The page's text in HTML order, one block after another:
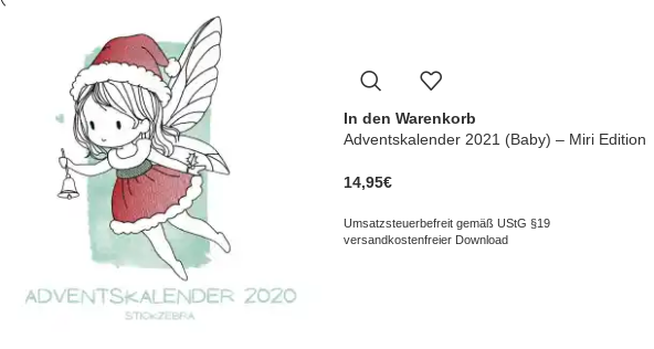
In den Warenkorb
Adventskalender 2021 (Baby) – Miri Edition
14,95€
Umsatzsteuerbefreit gemäß UStG §19
versandkostenfreier Download